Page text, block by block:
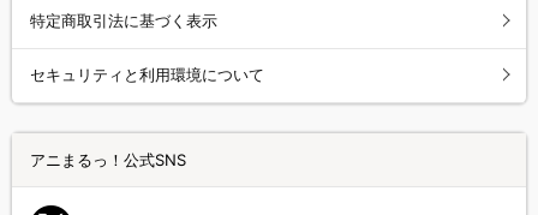
特定商取引法に基づく表示
セキュリティと利用環境について
アニまるっ！公式SNS